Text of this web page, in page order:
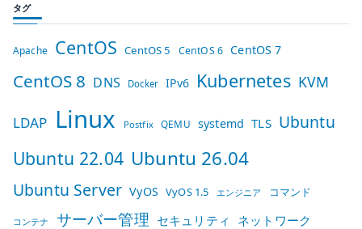
タグ
Apache CentOS CentOS 5 CentOS 6 CentOS 7
CentOS 8 DNS Docker IPv6 Kubernetes KVM
LDAP Linux Postfix QEMU systemd TLS Ubuntu
Ubuntu 22.04 Ubuntu 26.04
Ubuntu Server VyOS VyOS 1.5 エンジニア コマンド
コンテナ サーバー管理 セキュリティ ネットワーク